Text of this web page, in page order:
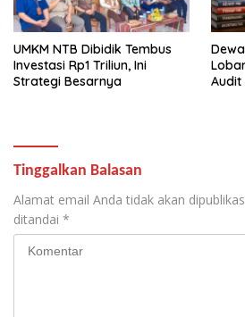
UMKM NTB Dibidik Tembus
Investasi Rp1 Triliun, Ini
Strategi Besarnya
Audit
Tinggalkan Balasan
Alamat email Anda tidak akan
ditandai *